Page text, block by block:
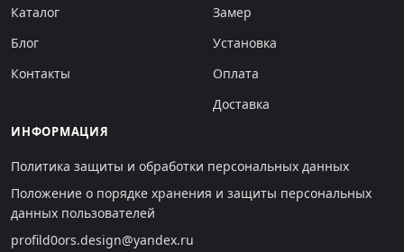
Каталог
Блог
Контакты
Замер
Установка
Оплата
Доставка
ИНФОРМАЦИЯ
Политика защиты и обработки персональных данных
Положение о порядке хранения и защиты персональных
данных пользователей
profild0ors.design@yandex.ru